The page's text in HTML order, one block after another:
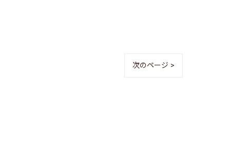
次のページ >